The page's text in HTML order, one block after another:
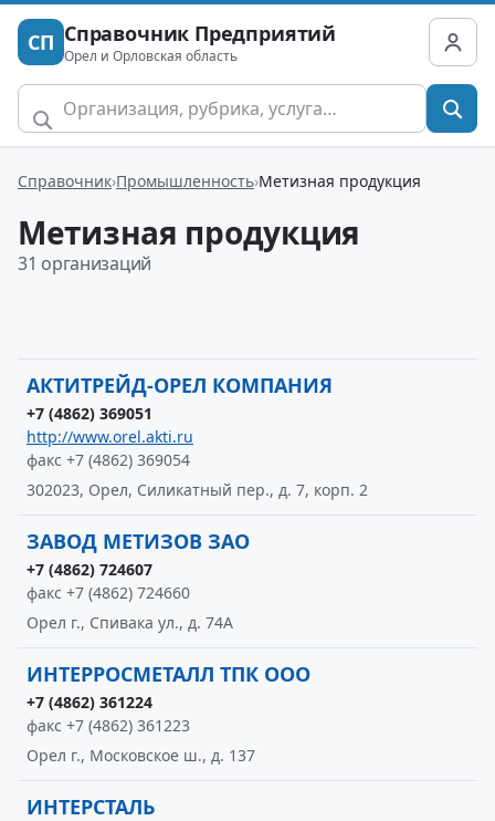
СП Справочник Предприятий
Орел и Орловская область
Справочник Промышленность Метизная продукция
Метизная продукция
31 организаций
АКТИТРЕЙД-ОРЕЛ КОМПАНИЯ
+7 (4862) 369051
http://www.orel.akti.ru
факс +7 (4862) 369054
302023, Орел, Силикатный пер., д. 7, корп. 2
ЗАВОД МЕТИЗОВ ЗАО
+7 (4862) 724607
факс +7 (4862) 724660
Орел г., Спивака ул., д. 74А
ИНТЕРРОСМЕТАЛЛ ТПК ООО
+7 (4862) 361224
факс +7 (4862) 361223
Орел г., Московское ш., д. 137
ИНТЕРСТАЛЬ